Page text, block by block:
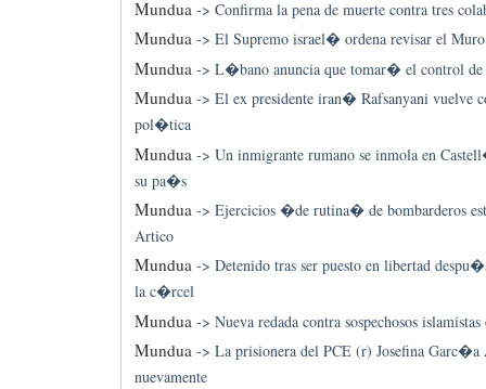
Mundua-> Confirma la pena de muerte contra tres
Mundua-> El Supremo israel� ordena revisar el
Mundua-> L�bano anuncia que tomar� el control de
Mundua-> El ex presidente iran� Rafsanyani vuelve
pol�tica
Mundua -> Un inmigrante rumano se inmola en
su pa�s
Mundua-> Ejercicios �de rutina� de bombarderos
Artico
Mundua-> Detenido tras ser puesto en libertad
la c�rcel
Mundua -> Nueva redada contra sospechosos
Mundua-> La prisionera del PCE (r) Josefina Garc�a
nuevamente